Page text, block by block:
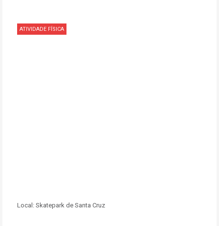
ATIVIDADE FÍSICA
Local: Skatepark de Santa Cruz